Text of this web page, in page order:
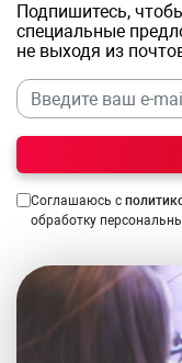
Подпишитесь,
специальные
не выходя из
Соглашаюсь с
обработку